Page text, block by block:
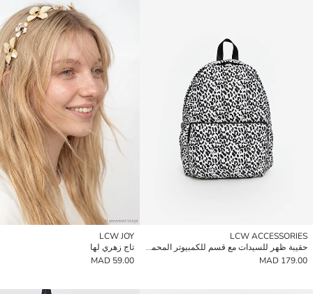
LCW ACCESSORIES
حقيبة ظهر للسيدات مع قسم للكمبيوتر المحمول
179.00 MAD
LCW JOY
تاج زهري لها
59.00 MAD